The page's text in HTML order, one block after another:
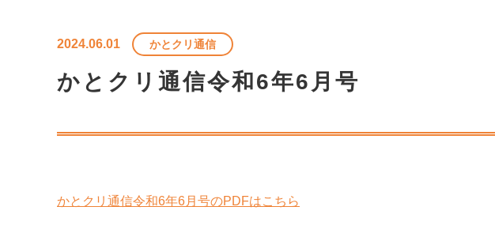
2024.06.01 かとクリ通信
かとクリ通信令和6年6月号
かとクリ通信令和6年6月号のPDFはこちら